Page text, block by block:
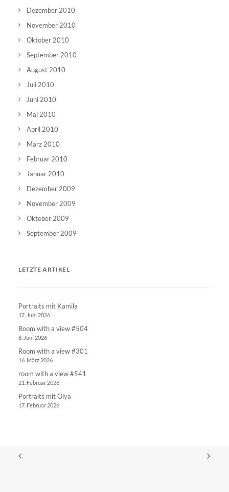
Dezember 2010
November 2010
Oktober 2010
September 2010
August 2010
Juli 2010
Juni 2010
Mai 2010
April 2010
März 2010
Februar 2010
Januar 2010
Dezember 2009
November 2009
Oktober 2009
September 2009
LETZTE ARTIKEL
Portraits mit Kamila
12. Juni 2026
Room with a view #504
8. Juni 2026
Room with a view #301
16. März 2026
room with a view #541
21. Februar 2026
Portraits mit Olya
17. Februar 2026